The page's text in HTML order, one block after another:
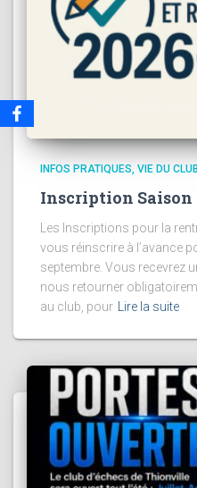
INFOS PRATIQUES VIE DU CLUB
Inscription Saison
Les Inscriptions pour la
vous réinscrire à l’avance
septembre. Vous recevrez
nous retourner
au club, pour Lire la suite